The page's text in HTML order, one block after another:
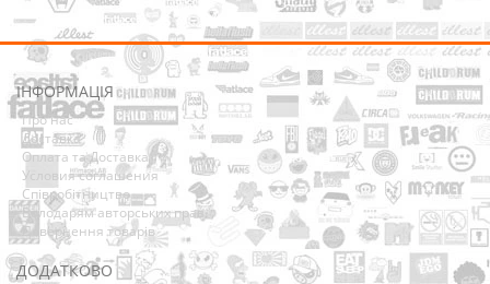
ІНФОРМАЦІЯ
Про нас
Доставка
Оплата та Доставка
Условия соглашения
Співробітництво
Володарям авторських прав
Повернення товарів
ДОДАТКОВО